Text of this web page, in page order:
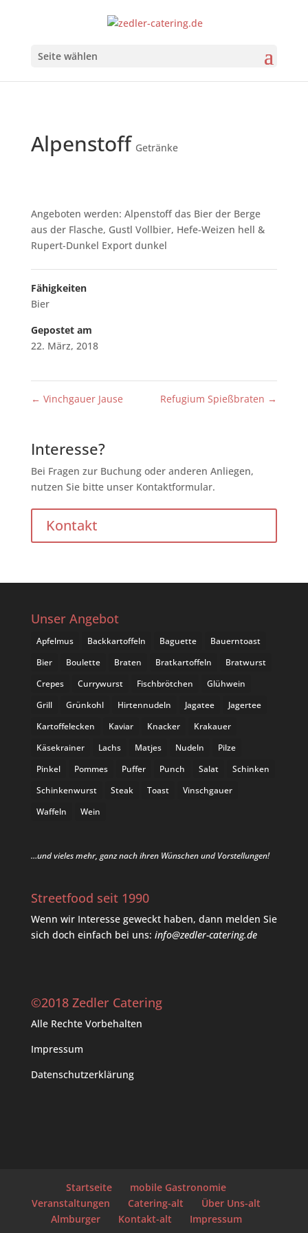
Seite wählen
Alpenstoff Getränke
Angeboten werden: Alpenstoff das Bier der Berge
aus der Flasche, Gustl Vollbier, Hefe-Weizen hell &
Rupert-Dunkel Export dunkel
Fähigkeiten
Bier
Gepostet am
22. März, 2018
← Vinchgauer Jause Refugium Spießbraten →
Interesse?
Bei Fragen zur Buchung oder anderen Anliegen,
nutzen Sie bitte unser Kontaktformular.
Kontakt
Unser Angebot
Apfelmus Backkartoffeln Baguette
Bauerntoast
Bier
Boulette Braten Bratkartoffeln
Bratwurst
Crepes
Currywurst Fischbrötchen
Glühwein
Grill
Grünkohl Hirtennudeln Jagatee
Jagertee
Kartoffelecken
Kaviar Knacker
Krakauer
Käsekrainer
Lachs Matjes Nudeln
Pilze
Pinkel
Pommes Puffer Punch Salat
Schinken
Schinkenwurst
Steak Toast
Vinschgauer
Waffeln
Wein
…und vieles mehr, ganz nach ihren Wünschen und Vorstellungen!
Streetfood seit 1990
Wenn wir Interesse geweckt haben, dann melden Sie
sich doch einfach bei uns: info@zedler-catering.de
©2018 Zedler Catering
Alle Rechte Vorbehalten
Impressum
Datenschutzerklärung
Startseite
mobile Gastronomie
Veranstaltungen
Catering-alt
Über Uns-alt
Almburger
Kontakt-alt Impressum